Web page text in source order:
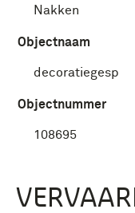
Nakken
Objectnaam
decoratiegesp
Objectnummer
108695